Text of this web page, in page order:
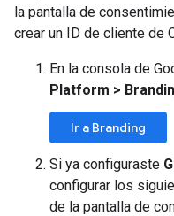
la pantalla de
crear un ID de cliente de
En la consola de
Platform >
Ir a Branding
Si ya configuraste
configurar los
de la pantalla de